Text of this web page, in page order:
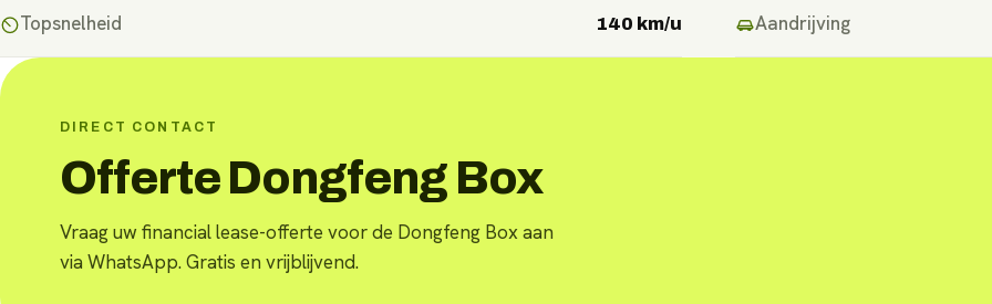
Topsnelheid 140 km/u Aandrijving
DIRECT CONTACT
Offerte Dongfeng Box
Vraag uw financial lease-offerte voor de Dongfeng Box aan
via WhatsApp. Gratis en vrijblijvend.